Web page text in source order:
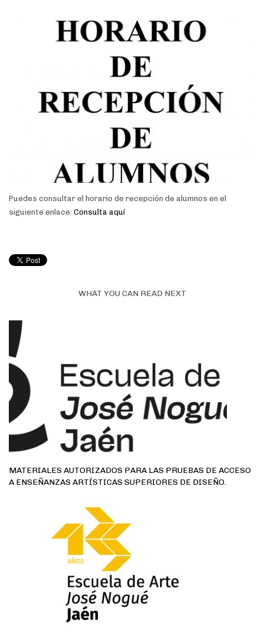
Puedes consultar el horario de recepción de alumnos en el
siguiente enlace: Consulta aquí
WHAT YOU CAN READ NEXT
MATERIALES AUTORIZADOS PARA LAS PRUEBAS DE ACCESO
A ENSEÑANZAS ARTÍSTICAS SUPERIORES DE DISEÑO.